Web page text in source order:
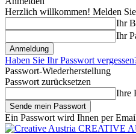
Herzlich willkommen! Melden
Ihr
Ihr
Haben Sie Ihr Passwort
Passwort-Wiederherstellung
Passwort zurücksetzen
Ihre
Ein Passwort wird Ihnen per
CREATIVE